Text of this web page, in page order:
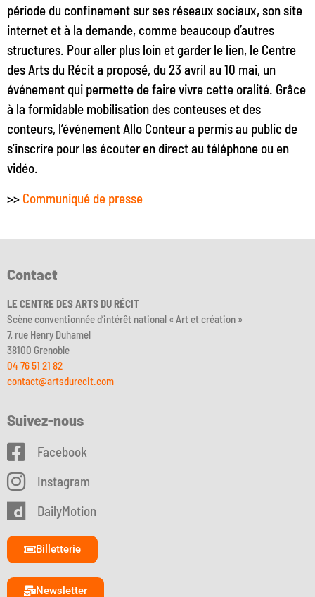
période du confinement sur ses réseaux sociaux, son site
internet et à la demande, comme beaucoup d’autres
structures. Pour aller plus loin et garder le lien, le Centre
des Arts du Récit a proposé, du 23 avril au 10 mai, un
événement qui permette de faire vivre cette oralité. Grâce
à la formidable mobilisation des conteuses et des
conteurs, l’événement Allo Conteur a permis au public de
s’inscrire pour les écouter en direct au téléphone ou en
vidéo.
>> Communiqué de presse
Contact
LE CENTRE DES ARTS DU RÉCIT
Scène conventionnée d’intérêt national « Art et création »
7, rue Henry Duhamel
38100 Grenoble
04 76 51 21 82
contact@artsdurecit.com
Suivez-nous
Facebook
Instagram
DailyMotion
Billetterie
Newsletter